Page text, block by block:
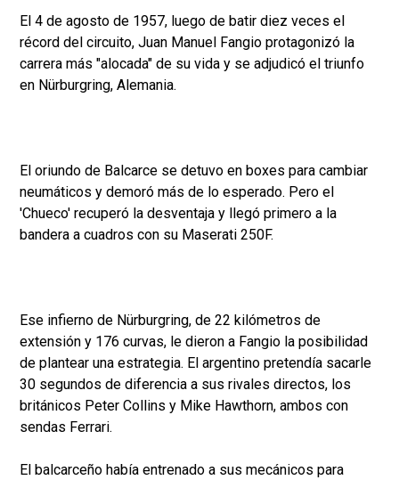
El 4 de agosto de 1957, luego de batir diez veces el
récord del circuito, Juan Manuel Fangio protagonizó la
carrera más "alocada" de su vida y se adjudicó el triunfo
en Nürburgring, Alemania.
El oriundo de Balcarce se detuvo en boxes para cambiar
neumáticos y demoró más de lo esperado. Pero el
'Chueco' recuperó la desventaja y llegó primero a la
bandera a cuadros con su Maserati 250F.
Ese infierno de Nürburgring, de 22 kilómetros de
extensión y 176 curvas, le dieron a Fangio la posibilidad
de plantear una estrategia. El argentino pretendía sacarle
30 segundos de diferencia a sus rivales directos, los
británicos Peter Collins y Mike Hawthorn, ambos con
sendas Ferrari.
El balcarceño había entrenado a sus mecánicos para